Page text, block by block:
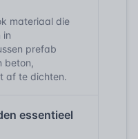
materiaal die
in
prefab
beton,
af te dichten.
essentieel